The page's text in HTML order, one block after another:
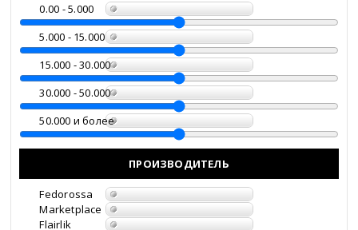
0.00 - 5.000
5.000 - 15.000
15.000 - 30.000
30.000 - 50.000
50.000 и более
ПРОИЗВОДИТЕЛЬ
Fedorossa
Marketplace
Flairlik